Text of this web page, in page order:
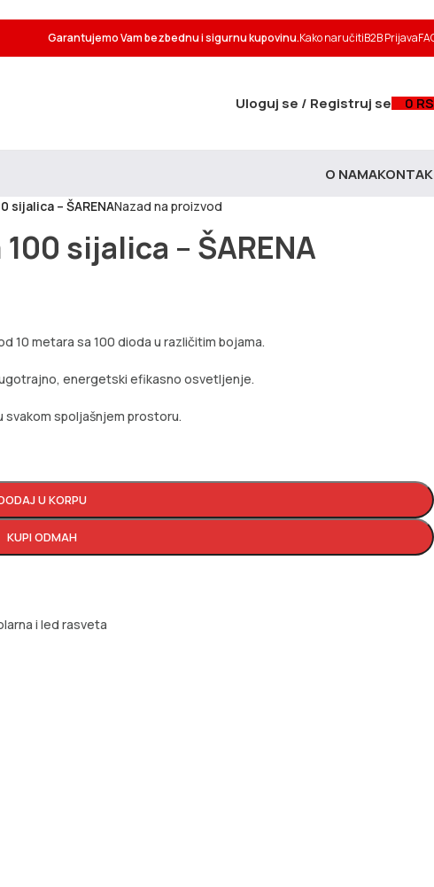
Garantujemo Vam bezbednu i sigurnu kupovinu.Kako naručitiB2B Prijava
Uloguj se / Registruj se 0
O NAMA
sijalica – ŠARENANazad na proizvod
sijalica – ŠARENA
10 metara sa 100 dioda u različitim bojama.
energetski efikasno osvetljenje.
spoljašnjem prostoru.
U KORPU
KUPI ODMAH
i led rasveta